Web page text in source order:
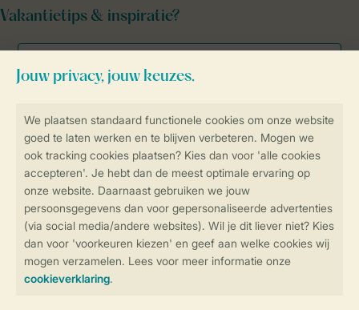
Controle over jouw gegevens &
Veilig en snel online boeken
Veilige gegevensoverdracht
Veilige betaling
Vakantietips & inspiratie?